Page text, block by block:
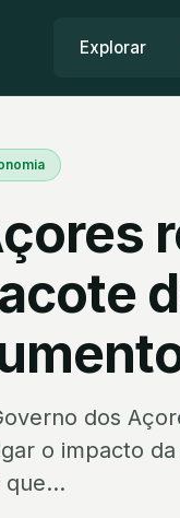
Explorar
dos
o impacto
que...